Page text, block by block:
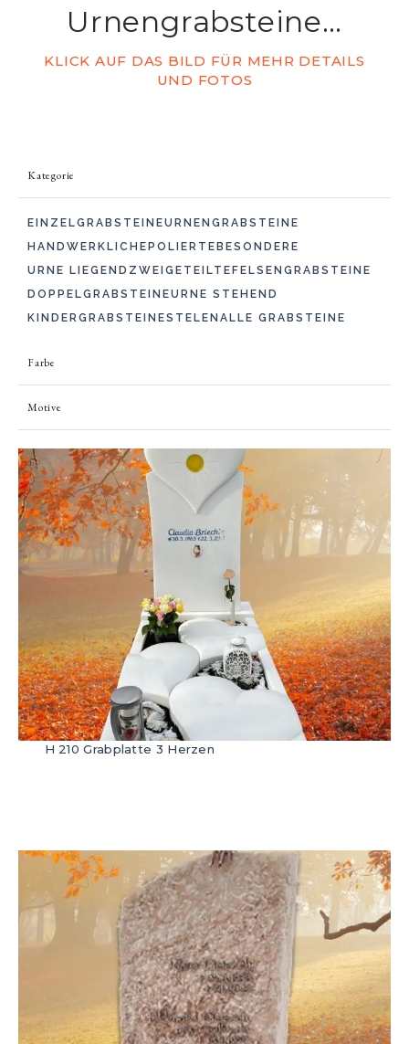
Urnengrabsteine…
KLICK AUF DAS BILD FÜR MEHR DETAILS
UND FOTOS
Kategorie
EINZELGRABSTEINEURNENGRABSTEINE
HANDWERKLICHEPOLIERTEBESONDERE
URNE LIEGEND ZWEIGETEILTEFELSENGRABSTEINE
DOPPELGRABSTEINEURNE STEHEND
KINDERGRABSTEINESTELEN ALLE GRABSTEINE
Farbe
Motive
H 210 Grabplatte 3 Herzen